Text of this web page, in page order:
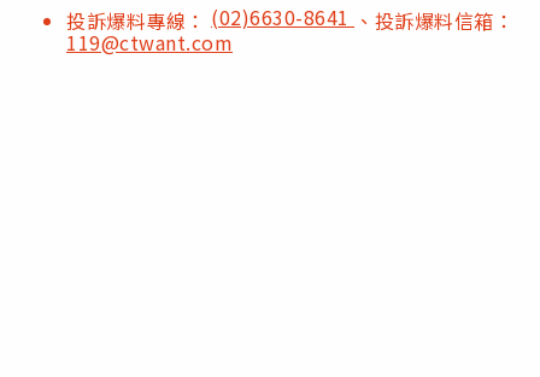
投訴爆料專線： (02)6630-8641 、投訴爆料信箱：
119@ctwant.com